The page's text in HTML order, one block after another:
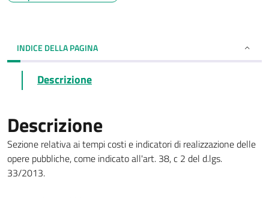
INDICE DELLA PAGINA
Descrizione
Descrizione
Sezione relativa ai tempi costi e indicatori di realizzazione delle
opere pubbliche, come indicato all'art. 38, c 2 del d.lgs.
33/2013.